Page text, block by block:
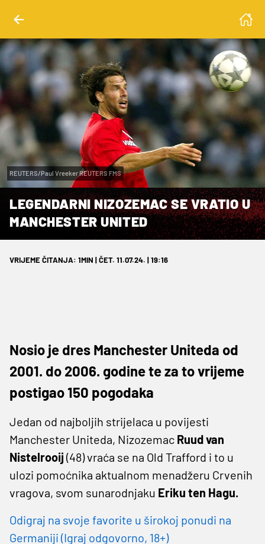
REUTERS/Paul Vreeker REUTERS FMS
LEGENDARNI NIZOZEMAC SE VRATIO U
MANCHESTER UNITED
VRIJEME ČITANJA: 1MIN | ČET. 11.07.24. | 19:16
Nosio je dres Manchester Uniteda od
2001. do 2006. godine te za to vrijeme
postigao 150 pogodaka
Jedan od najboljih strijelaca u povijesti
Manchester Uniteda, Nizozemac Ruud van
Nistelrooij (48) vraća se na Old Trafford i to u
ulozi pomoćnika aktualnom menadžeru Crvenih
vragova, svom sunarodnjaku Eriku ten Hagu.
Odigraj na svoje favorite u širokoj ponudi na
Germaniji (Igraj odgovorno, 18+)